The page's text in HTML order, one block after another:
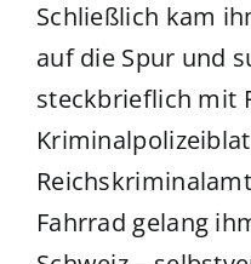
Schließlich kam
auf die Spur und
steckbrieflich mit
Fahrrad gelang